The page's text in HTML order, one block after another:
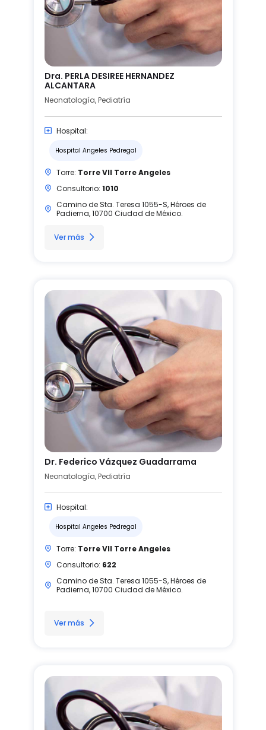
Dra. PERLA DESIREE HERNANDEZ
ALCANTARA
Neonatología, Pediatría
Hospital:
Hospital Angeles Pedregal
Torre: Torre VII Torre Angeles
Consultorio: 1010
Camino de Sta. Teresa 1055-S, Héroes de
Padierna, 10700 Ciudad de México.
Ver más
Dr. Federico Vázquez Guadarrama
Neonatología, Pediatría
Hospital:
Hospital Angeles Pedregal
Torre: Torre VII Torre Angeles
Consultorio: 622
Camino de Sta. Teresa 1055-S, Héroes de
Padierna, 10700 Ciudad de México.
Ver más